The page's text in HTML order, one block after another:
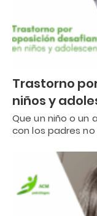
Trastorno
niños y
Que un niño o
con los padres